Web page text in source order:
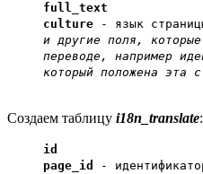
full_text
culture - язык
и другие поля,
переводе, например
который положена эта
Создаем таблицу i18n_translate:
id
page_id
-